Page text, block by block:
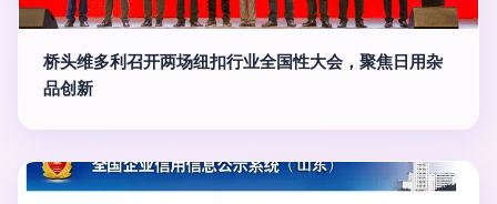
桥头维多利召开两场纽扣行业全国性大会，聚焦日用杂
品创新